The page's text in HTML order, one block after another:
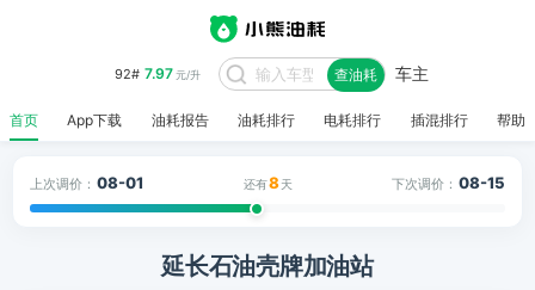
92# 7.97元/升 查油耗 车主
首页 App下载 油耗报告 油耗排行 电耗排行 插混排行 帮助
上次调价： 08-01 还有8 天 下次调价： 08-15
延长石油壳牌加油站